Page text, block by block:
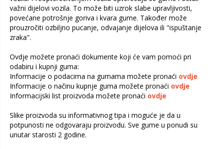
važni dijelovi vozila. To može biti uzrok slabe upravljivosti,
povećane potrošnje goriva i kvara gume. Također može
prouzročiti ozbiljno pucanje, odvajanje dijelova ili "ispuštanje
zraka".
Ovdje možete pronaći dokumente koji će vam pomoći pri
odabiru i kupnji guma:
Informacije o podacima na gumama možete pronaći ovdje
Informacije o načinu kupnje guma možete pronaći ovdje
Informacijski list proizvoda možete pronaći ovdje
Slike proizvoda su informativnog tipa i moguće je da u
potpunosti ne odgovaraju proizvodu. Sve gume u ponudi su
unutar starosti 2 godine.